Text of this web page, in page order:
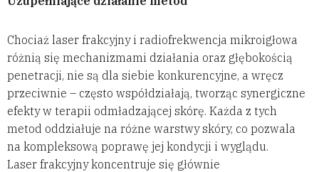
Chociaż laser frakcyjny i radiofrekwencja mikroigłowa
różnią się mechanizmami działania oraz głębokością
penetracji, nie są dla siebie konkurencyjne, a wręcz
przeciwnie – często współdziałają, tworząc synergiczne
efekty w terapii odmładzającej skórę. Każda z tych
metod oddziałuje na różne warstwy skóry, co pozwala
na kompleksową poprawę jej kondycji i wyglądu.
Laser frakcyjny koncentruje się głównie